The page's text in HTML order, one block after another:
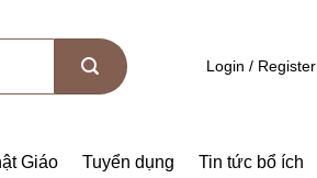
Login / Register
Giáo Tuyển dụng Tin tức bổ ích